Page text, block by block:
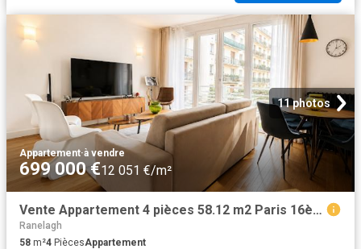
11 photos
Appartement·à vendre
699 000 €12 051 €/m²
Vente Appartement 4 pièces 58.12 m2 Paris 16ème
Ranelagh
58 m²4 PiècesAppartement